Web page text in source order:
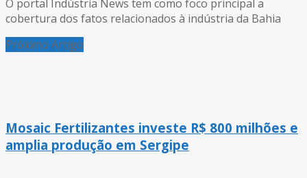
O portal Indústria News tem como foco principal a
cobertura dos fatos relacionados à indústria da Bahia
Próximo Artigo
Mosaic Fertilizantes investe R$ 800 milhões e
amplia produção em Sergipe